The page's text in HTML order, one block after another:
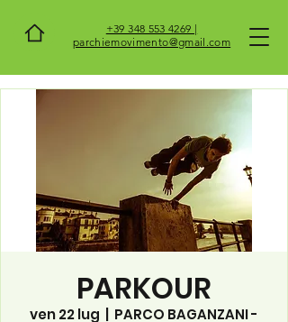
+39 348 553 4269 |
parchiemovimento@gmail.com
PARKOUR
ven 22 lug
PARCO BAGANZANI -